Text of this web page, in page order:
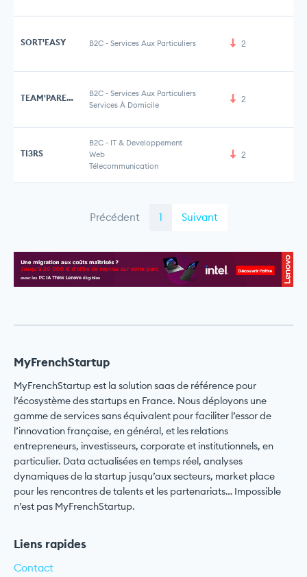
SORT'EASY B2C - Services Aux Particuliers 2
TEAM'PARENTS B2C - Services Aux Particuliers
Services À Domicile
2
TI3RS
B2C - IT & Developpement
Web
Télecommunication
2
Précédent 1 Suivant
MyFrenchStartup
MyFrenchStartup est la solution saas de référence pour
l’écosystème des startups en France. Nous déployons une
gamme de services sans équivalent pour faciliter l’essor de
l’innovation française, en général, et les relations
entrepreneurs, investisseurs, corporate et institutionnels, en
particulier. Data actualisées en temps réel, analyses
dynamiques de la startup jusqu’aux secteurs, market place
pour les rencontres de talents et les partenariats… Impossible
n’est pas MyFrenchStartup.
Liens rapides
Contact